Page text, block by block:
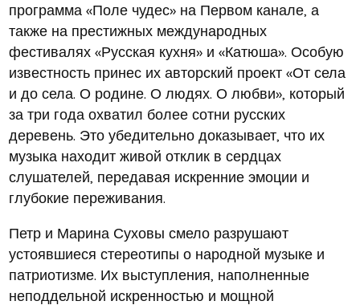
программа «Поле чудес» на Первом канале, а
также на престижных международных
фестивалях «Русская кухня» и «Катюша». Особую
известность принес их авторский проект «От села
и до села. О родине. О людях. О любви», который
за три года охватил более сотни русских
деревень. Это убедительно доказывает, что их
музыка находит живой отклик в сердцах
слушателей, передавая искренние эмоции и
глубокие переживания.
Петр и Марина Суховы смело разрушают
устоявшиеся стереотипы о народной музыке и
патриотизме. Их выступления, наполненные
неподдельной искренностью и мощной